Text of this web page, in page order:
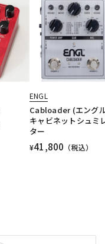
ENGL
Cabloader (エング
キャビネットシュミ
ター
¥41,800 （税込）